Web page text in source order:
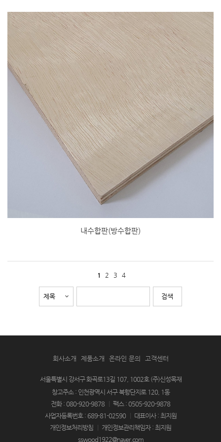
내수합판(방수합판)
1 2 3 4
회사소개 제품소개 온라인 문의 고객센터
서울특별시 강서구 화곡로13길 107, 1002호 (주)신성목재
창고주소 : 인천광역시 서구 북항단지로 120, 1동
전화 : 080-920-9878
팩스 : 0505-920-9878
사업자등록번호 : 689-81-02590
대표이사 : 최지원
개인정보처리방침
개인정보관리책임자 : 최지원
sswood1922@naver.com